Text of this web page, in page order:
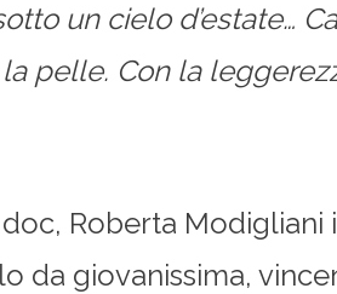
un cielo d’estate…
pelle. Con la
Roberta Modigliani
da giovanissima,